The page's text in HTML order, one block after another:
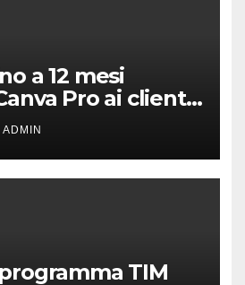
a 12 mesi
Pro ai clienti
e mobile
ADMIN
TIM